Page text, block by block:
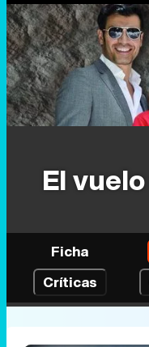
El
Ficha
Críticas